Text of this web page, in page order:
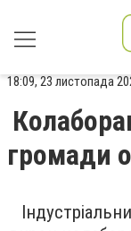
18:09, 23 листопада
громади